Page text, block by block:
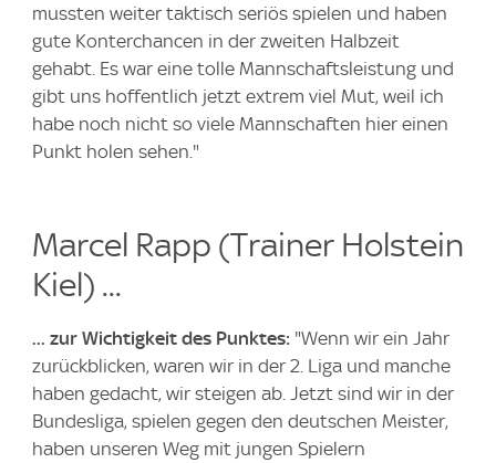
mussten weiter taktisch seriös spielen und haben
gute Konterchancen in der zweiten Halbzeit
gehabt. Es war eine tolle Mannschaftsleistung und
gibt uns hoffentlich jetzt extrem viel Mut, weil ich
habe noch nicht so viele Mannschaften hier einen
Punkt holen sehen."
Marcel Rapp (Trainer Holstein
Kiel) ...
... zur Wichtigkeit des Punktes: "Wenn wir ein Jahr
zurückblicken, waren wir in der 2. Liga und manche
haben gedacht, wir steigen ab. Jetzt sind wir in der
Bundesliga, spielen gegen den deutschen Meister,
haben unseren Weg mit jungen Spielern